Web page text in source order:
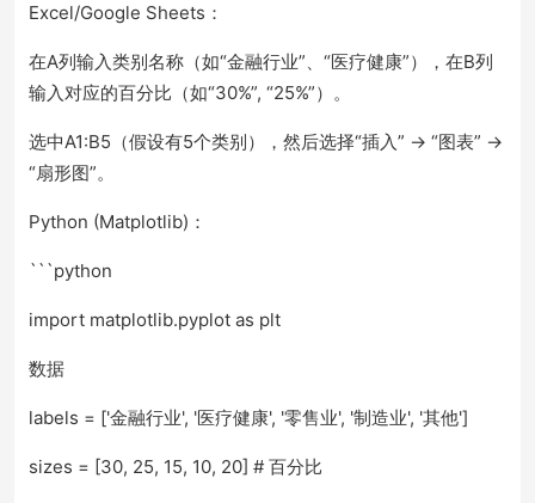
Excel/Google Sheets：
在A列输入类别名称（如“金融行业”、“医疗健康”），在B列
输入对应的百分比（如“30%”, “25%”）。
选中A1:B5（假设有5个类别），然后选择“插入” -> “图表” ->
“扇形图”。
Python (Matplotlib)：
```python
import matplotlib.pyplot as plt
数据
labels = ['金融行业', '医疗健康', '零售业', '制造业', '其他']
sizes = [30, 25, 15, 10, 20] # 百分比